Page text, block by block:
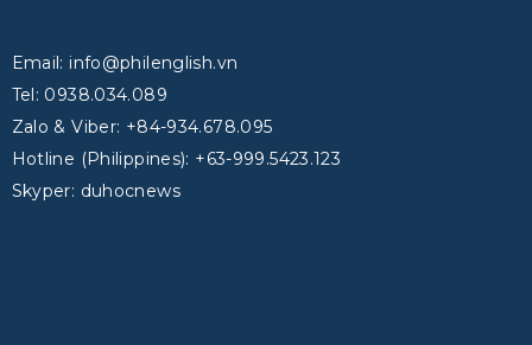
Email: info@philenglish.vn
Tel: 0938.034.089
Zalo & Viber: +84-934.678.095
Hotline (Philippines): +63-999.5423.123
Skyper: duhocnews